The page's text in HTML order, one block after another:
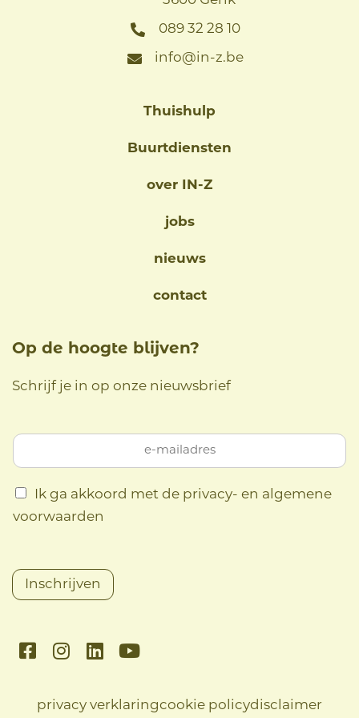
089 32 28 10
info@in-z.be
Thuishulp
Buurtdiensten
over IN-Z
jobs
nieuws
contact
Op de hoogte blijven?
Schrijf je in op onze nieuwsbrief
Ik ga akkoord met de privacy- en algemene
voorwaarden
Inschrijven
F
a
I
n
t
L
i
k
Y
o
t
privacy verklaringcookie policydisclaimer